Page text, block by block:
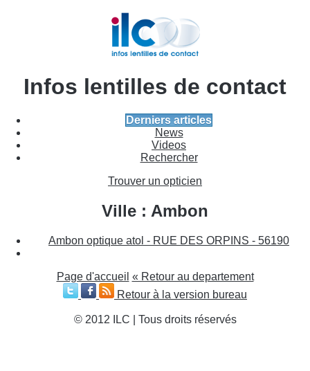
Infos lentilles de contact
Derniers articles
News
Videos
Rechercher
Trouver un opticien
Ville : Ambon
Ambon optique atol - RUE DES ORPINS - 56190
Page d'accueil « Retour au departement
Retour à la version bureau
© 2012 ILC | Tous droits réservés